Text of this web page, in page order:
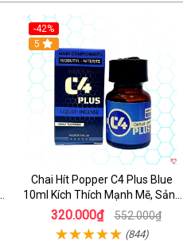
-42%
5
Chai Hít Popper C4 Plus Blue
10ml Kích Thích Mạnh Mẽ, Sảng
Khoái
320.000₫ 552.000₫
(844)